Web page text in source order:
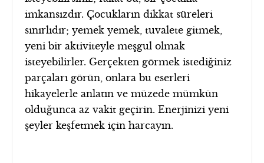
imkansızdır. Çocukların dikkat süreleri
sınırlıdır; yemek yemek, tuvalete gitmek,
yeni bir aktiviteyle meşgul olmak
isteyebilirler. Gerçekten görmek istediğiniz
parçaları görün, onlara bu eserleri
hikayelerle anlatın ve müzede mümkün
olduğunca az vakit geçirin. Enerjinizi yeni
şeyler keşfetmek için harcayın.